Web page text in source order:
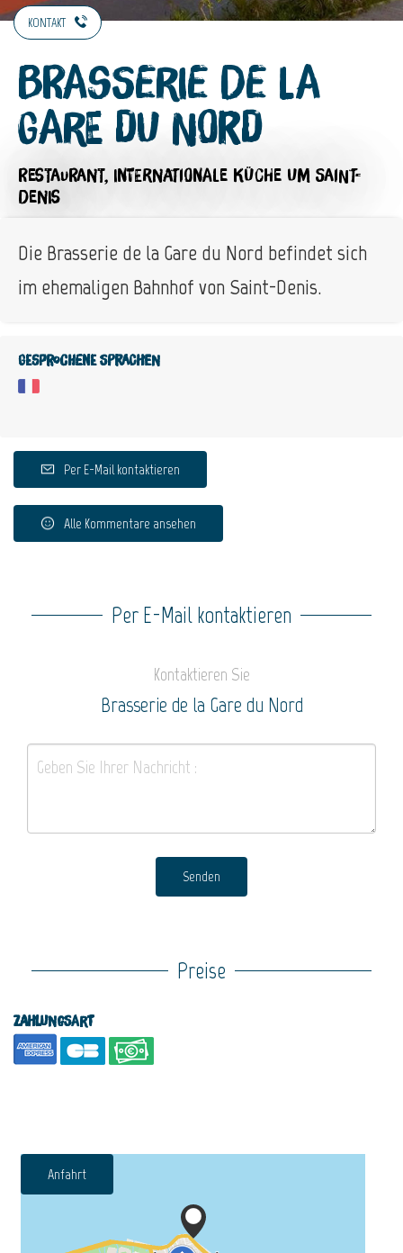
KONTAKT
Brasserie de la
Gare du Nord
RESTAURANT, INTERNATIONALE KÜCHE UM SAINT-
DENIS
Die Brasserie de la Gare du Nord befindet sich
im ehemaligen Bahnhof von Saint-Denis.
Gesprochene Sprachen
Per E-Mail kontaktieren
Alle Kommentare ansehen
Per E-Mail kontaktieren
Kontaktieren Sie
Brasserie de la Gare du Nord
Senden
Preise
Zahlungsart
Anfahrt